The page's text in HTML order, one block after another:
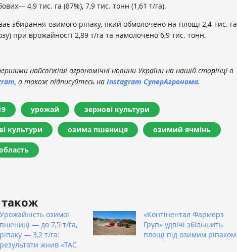
4,9 тис. га (87%), 7,9 тис. тонн (1,61 т/га).
збирання озимого ріпаку, який обмолочено на площі 2,4 тис. га
при врожайності 2,89 т/га та намолочено 6,9 тис. тонн.
найсвіжіші агрономічні новини України на нашій сторінці в
, а також підписуйтесь на Instagram СуперАгронома.
урожай зернові культури
культури озима пшениця озимий ячмінь
Урожайність озимої
пшениці — до 7,5 т/га,
ріпаку — 3,2 т/га:
результати жнив «ТАС
«Контінентал Фармерз
Груп» удвічі збільшить
площі під озимим ріпаком